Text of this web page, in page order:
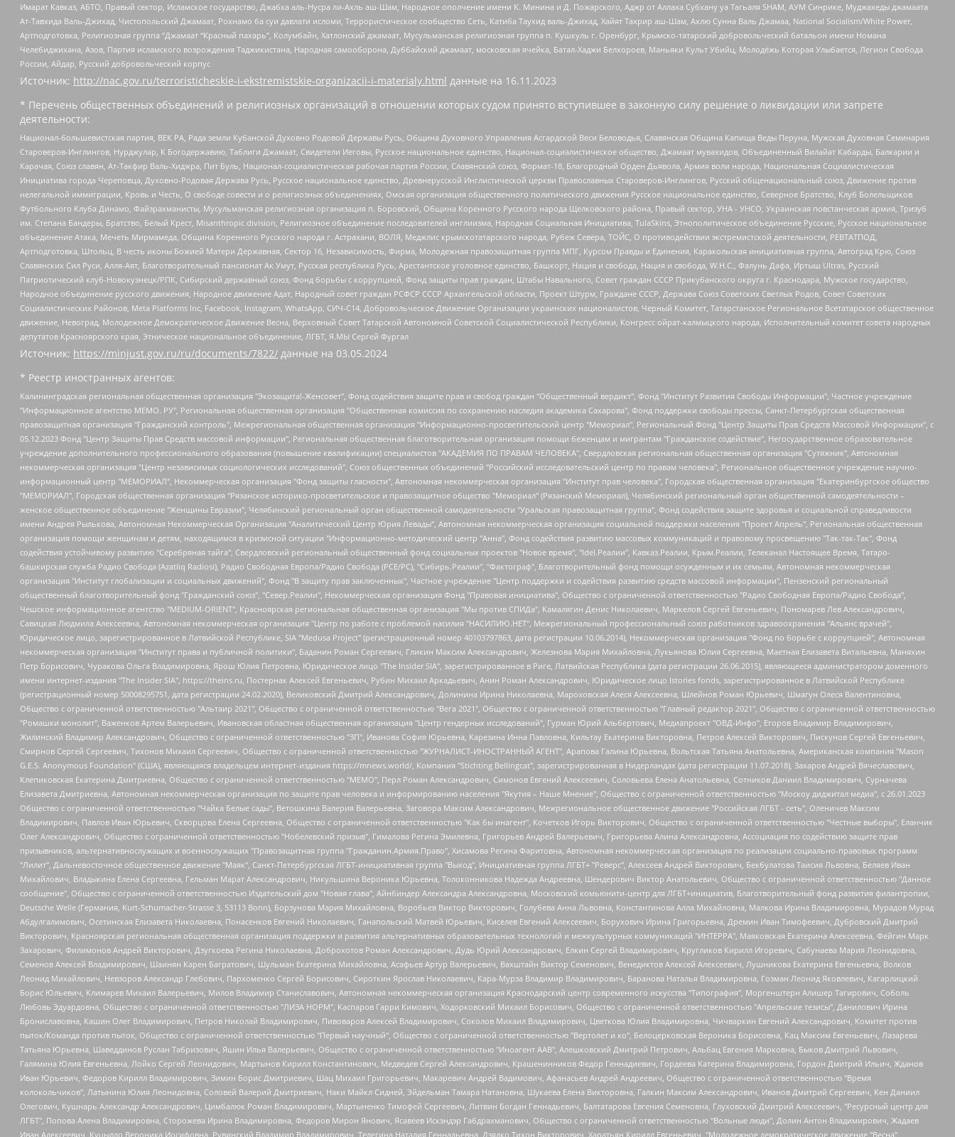
Имарат Кавказ, АБТО, Правый сектор, Исламское государство, Джабха аль-Нусра ли-Ахль аш-Шам, Народное ополчение имени К. Минина и Д. Пожарского, Аджр от Аллаха Субхану уа Тагьаля SHAM, АУМ Синрике, Муджахеды джамаата
Ат-Тавхида Валь-Джихад, Чистопольский Джамаат, Рохнамо ба суи давлати исломи, Террористическое сообщество Сеть, Катиба Таухид валь-Джихад, Хайят Тахрир аш-Шам, Ахлю Сунна Валь Джамаа, National Socialism/White Power,
Артподготовка, Религиозная группа “Джамаат “Красный пахарь”, Колумбайн, Хатлонский джамаат, Мусульманская религиозная группа п. Кушкуль г. Оренбург, Крымско-татарский добровольческий батальон имени Номана
Челебиджихана, Азов, Партия исламского возрождения Таджикистана, Народная самооборона, Дуббайский джамаат, московская ячейка, Батал-Хаджи Белхороев, Маньяки Культ Убийц, Молодёжь Которая Улыбается, Легион Свобода
России, Айдар, Русский добровольческий корпус
Источник: http://nac.gov.ru/terroristicheskie-i-ekstremistskie-organizacii-i-materialy.html данные на 16.11.2023
* Перечень общественных объединений и религиозных организаций в отношении которых судом принято вступившее в законную силу решение о ликвидации или запрете
деятельности:
Национал-большевистская партия, ВЕК РА, Рада земли Кубанской Духовно Родовой Державы Русь, Община Духовного Управления Асгардской Веси Беловодья, Славянская Община Капища Веды Перуна, Мужская Духовная Семинария
Староверов-Инглингов, Нурджулар, К Богодержавию, Таблиги Джамаат, Свидетели Иеговы, Русское национальное единство, Национал-социалистическое общество, Джамаат мувахидов, Объединенный Вилайат Кабарды, Балкарии и
Карачая, Союз славян, Ат-Такфир Валь-Хиджра, Пит Буль, Национал-социалистическая рабочая партия России, Славянский союз, Формат-18, Благородный Орден Дьявола, Армия воли народа, Национальная Социалистическая
Инициатива города Череповца, Духовно-Родовая Держава Русь, Русское национальное единство, Древнерусской Инглистической церкви Православных Староверов-Инглингов, Русский общенациональный союз, Движение против
нелегальной иммиграции, Кровь и Честь, О свободе совести и о религиозных объединениях, Омская организация общественного политического движения Русское национальное единство, Северное Братство, Клуб Болельщиков
Футбольного Клуба Динамо, Файзрахманисты, Мусульманская религиозная организация п. Боровский, Община Коренного Русского народа Щелковского района, Правый сектор, УНА - УНСО, Украинская повстанческая армия, Тризуб
им. Степана Бандеры, Братство, Белый Крест, Misanthropic division, Религиозное объединение последователей инглиизма, Народная Социальная Инициатива, TulaSkins, Этнополитическое объединение Русские, Русское национальное
объединение Атака, Мечеть Мирмамеда, Община Коренного Русского народа г. Астрахани, ВОЛЯ, Меджлис крымскотатарского народа, Рубеж Севера, ТОЙС, О противодействии экстремистской деятельности, РЕВТАТПОД,
Артподготовка, Штольц, В честь иконы Божией Матери Державная, Сектор 16, Независимость, Фирма, Молодежная правозащитная группа МПГ, Курсом Правды и Единения, Каракольская инициативная группа, Автоград Крю, Союз
Славянских Сил Руси, Алля-Аят, Благотворительный пансионат Ак Умут, Русская республика Русь, Арестантское уголовное единство, Башкорт, Нация и свобода, Нация и свобода, W.H.С., Фалунь Дафа, Иртыш Ultras, Русский
Патриотический клуб-Новокузнецк/РПК, Сибирский державный союз, Фонд борьбы с коррупцией, Фонд защиты прав граждан, Штабы Навального, Совет граждан СССР Прикубанского округа г. Краснодара, Мужское государство,
Народное объединение русского движения, Народное движение Адат, Народный совет граждан РСФСР СССР Архангельской области, Проект Штурм, Граждане СССР, Держава Союз Советских Светлых Родов, Совет Советских
Социалистических Районов, Meta Platforms Inc, Facebook, Instagram, WhatsApp, СИЧ-С14, Добровольческое Движение Организации украинских националистов, Черный Комитет, Татарстанское Региональное Всетатарское общественное
движение, Невоград, Молодежное Демократическое Движение Весна, Верховный Совет Татарской Автономной Советской Социалистической Республики, Конгресс ойрат-калмыцкого народа, Исполнительный комитет совета народных
депутатов Красноярского края, Этническое национальное объединение, ЛГБТ, Я.МЫ Сергей Фургал
Источник: https://minjust.gov.ru/ru/documents/7822/ данные на 03.05.2024
* Реестр иностранных агентов:
Калининградская региональная общественная организация "Экозащита!-Женсовет", Фонд содействия защите прав и свобод граждан "Общественный вердикт", Фонд "Институт Развития Свободы Информации", Частное учреждение "Информационное агентство МЕМО. РУ", Региональная общественная организация "Общественная комиссия по сохранению наследия академика Сахарова", Фонд поддержки свободы прессы, Санкт-Петербургская общественная правозащитная организация "Гражданский контроль", Межрегиональная общественная организация "Информационно-просветительский центр "Мемориал", Региональный Фонд "Центр Защиты Прав Средств Массовой Информации", с 05.12.2023 Фонд "Центр Защиты Прав Средств массовой информации", Региональная общественная благотворительная организация помощи беженцам и мигрантам "Гражданское содействие", Негосударственное образовательное учреждение дополнительного профессионального образования (повышение квалификации) специалистов "АКАДЕМИЯ ПО ПРАВАМ ЧЕЛОВЕКА", Свердловская региональная общественная организация "Сутяжник", Автономная некоммерческая организация "Центр независимых социологических исследований", Союз общественных объединений "Российский исследовательский центр по правам человека", Региональное общественное учреждение научно-информационный центр "МЕМОРИАЛ", Некоммерческая организация "Фонд защиты гласности", Автономная некоммерческая организация "Институт прав человека", Городская общественная организация "Екатеринбургское общество "МЕМОРИАЛ", Городская общественная организация "Рязанское историко-просветительское и правозащитное общество "Мемориал" (Рязанский Мемориал), Челябинский региональный орган общественной самодеятельности – женское общественное объединение "Женщины Евразии", Челябинский региональный орган общественной самодеятельности "Уральская правозащитная группа", Фонд содействия защите здоровья и социальной справедливости имени Андрея Рылькова, Автономная Некоммерческая Организация "Аналитический Центр Юрия Левады", Автономная некоммерческая организация социальной поддержки населения "Проект Апрель", Региональная общественная организация помощи женщинам и детям, находящимся в кризисной ситуации "Информационно-методический центр "Анна", Фонд содействия развитию массовых коммуникаций и правовому просвещению "Так-так-Так", Фонд содействия устойчивому развитию "Серебряная тайга", Свердловский региональный общественный фонд социальных проектов "Новое время", "Idel.Реалии", Кавказ.Реалии, Крым.Реалии, Телеканал Настоящее Время, Татаро-башкирская служба Радио Свобода (Azatliq Radiosi), Радио Свободная Европа/Радио Свобода (PCE/PC), "Сибирь.Реалии", "Фактограф", Благотворительный фонд помощи осужденным и их семьям, Автономная некоммерческая организация "Институт глобализации и социальных движений", Фонд "В защиту прав заключенных", Частное учреждение "Центр поддержки и содействия развитию средств массовой информации", Пензенский региональный общественный благотворительный фонд "Гражданский союз", "Север.Реалии", Некоммерческая организация Фонд "Правовая инициатива", Общество с ограниченной ответственностью "Радио Свободная Европа/Радио Свобода", Чешское информационное агентство "MEDIUM-ORIENT", Красноярская региональная общественная организация "Мы против СПИДа", Камалягин Денис Николаевич, Маркелов Сергей Евгеньевич, Пономарев Лев Александрович, Савицкая Людмила Алексеевна, Автономная некоммерческая организация "Центр по работе с проблемой насилия "НАСИЛИЮ.НЕТ", Межрегиональный профессиональный союз работников здравоохранения "Альянс врачей", Юридическое лицо, зарегистрированное в Латвийской Республике, SIA "Medusa Project" (регистрационный номер 40103797863, дата регистрации 10.06.2014), Некоммерческая организация "Фонд по борьбе с коррупцией", Автономная некоммерческая организация "Институт права и публичной политики", Баданин Роман Сергеевич, Гликин Максим Александрович, Железнова Мария Михайловна, Лукьянова Юлия Сергеевна, Маетная Елизавета Витальевна, Маняхин Петр Борисович, Чуракова Ольга Владимировна, Ярош Юлия Петровна, Юридическое лицо "The Insider SIA", зарегистрированное в Риге, Латвийская Республика (дата регистрации 26.06.2015), являющееся администратором доменного имени интернет-издания "The Insider SIA", https://theins.ru, Постернак Алексей Евгеньевич, Рубин Михаил Аркадьевич, Анин Роман Александрович, Юридическое лицо Istories fonds, зарегистрированное в Латвийской Республике (регистрационный номер 50008295751, дата регистрации 24.02.2020), Великовский Дмитрий Александрович, Долинина Ирина Николаевна, Мароховская Алеся Алексеевна, Шлейнов Роман Юрьевич, Шмагун Олеся Валентиновна, Общество с ограниченной ответственностью "Альтаир 2021", Общество с ограниченной ответственностью "Вега 2021", Общество с ограниченной ответственностью "Главный редактор 2021", Общество с ограниченной ответственностью "Ромашки монолит", Важенков Артем Валерьевич, Ивановская областная общественная организация "Центр гендерных исследований", Гурман Юрий Альбертович, Медиапроект "ОВД-Инфо", Егоров Владимир Владимирович, Жилинский Владимир Александрович, Общество с ограниченной ответственностью "ЗП", Иванова София Юрьевна, Карезина Инна Павловна, Кильтау Екатерина Викторовна, Петров Алексей Викторович, Пискунов Сергей Евгеньевич, Смирнов Сергей Сергеевич, Тихонов Михаил Сергеевич, Общество с ограниченной ответственностью "ЖУРНАЛИСТ-ИНОСТРАННЫЙ АГЕНТ", Арапова Галина Юрьевна, Вольтская Татьяна Анатольевна, Американская компания "Mason G.E.S. Anonymous Foundation" (США), являющаяся владельцем интернет-издания https://mnews.world/, Компания "Stichting Bellingcat", зарегистрированная в Нидерландах (дата регистрации 11.07.2018), Захаров Андрей Вячеславович, Клепиковская Екатерина Дмитриевна, Общество с ограниченной ответственностью "МЕМО", Перл Роман Александрович, Симонов Евгений Алексеевич, Соловьева Елена Анатольевна, Сотников Даниил Владимирович, Сурначева Елизавета Дмитриевна, Автономная некоммерческая организация по защите прав человека и информированию населения "Якутия – Наше Мнение", Общество с ограниченной ответственностью "Москоу диджитал медиа", с 26.01.2023 Общество с ограниченной ответственностью "Чайка Белые сады", Ветошкина Валерия Валерьевна, Заговора Максим Александрович, Межрегиональное общественное движение "Российская ЛГБТ - сеть", Оленичев Максим Владимирович, Павлов Иван Юрьевич, Скворцова Елена Сергеевна, Общество с ограниченной ответственностью "Как бы инагент", Кочетков Игорь Викторович, Общество с ограниченной ответственностью "Честные выборы", Еланчик Олег Александрович, Общество с ограниченной ответственностью "Нобелевский призыв", Гималова Регина Эмилевна, Григорьев Андрей Валерьевич, Григорьева Алина Александровна, Ассоциация по содействию защите прав призывников, альтернативнослужащих и военнослужащих "Правозащитная группа "Гражданин.Армия.Право", Хисамова Регина Фаритовна, Автономная некоммерческая организация по реализации социально-правовых программ "Лилит", Дальневосточное общественное движение "Маяк", Санкт-Петербургская ЛГБТ-инициативная группа "Выход", Инициативная группа ЛГБТ+ "Реверс", Алексеев Андрей Викторович, Бекбулатова Таисия Львовна, Беляев Иван Михайлович, Владыкина Елена Сергеевна, Гельман Марат Александрович, Никульшина Вероника Юрьевна, Толоконникова Надежда Андреевна, Шендерович Виктор Анатольевич, Общество с ограниченной ответственностью "Данное сообщение", Общество с ограниченной ответственностью Издательский дом "Новая глава", Айнбиндер Александра Александровна, Московский комьюнити-центр для ЛГБТ+инициатив, Благотворительный фонд развития филантропии, Deutsche Welle (Германия, Kurt-Schumacher-Strasse 3, 53113 Bonn), Борзунова Мария Михайловна, Воробьев Виктор Викторович, Голубева Анна Львовна, Константинова Алла Михайловна, Малкова Ирина Владимировна, Мурадов Мурад Абдулгалимович, Осетинская Елизавета Николаевна, Понасенков Евгений Николаевич, Ганапольский Матвей Юрьевич, Киселев Евгений Алексеевич, Борухович Ирина Григорьевна, Дремин Иван Тимофеевич, Дубровский Дмитрий Викторович, Красноярская региональная общественная организация поддержки и развития альтернативных образовательных технологий и межкультурных коммуникаций "ИНТЕРРА", Маяковская Екатерина Алексеевна, Фейгин Марк Захарович, Филимонов Андрей Викторович, Дзугкоева Регина Николаевна, Доброхотов Роман Александрович, Дудь Юрий Александрович, Елкин Сергей Владимирович, Кругликов Кирилл Игоревич, Сабунаева Мария Леонидовна, Семенов Алексей Владимирович, Шаинян Карен Багратович, Шульман Екатерина Михайловна, Асафьев Артур Валерьевич, Вахштайн Виктор Семенович, Венедиктов Алексей Алексеевич, Лушникова Екатерина Евгеньевна, Волков Леонид Михайлович, Невзоров Александр Глебович, Пархоменко Сергей Борисович, Сироткин Ярослав Николаевич, Кара-Мурза Владимир Владимирович, Баранова Наталья Владимировна, Гозман Леонид Яковлевич, Кагарлицкий Борис Юльевич, Климарев Михаил Валерьевич, Милов Владимир Станиславович, Автономная некоммерческая организация Краснодарский центр современного искусства "Типография", Моргенштерн Алишер Тагирович, Соболь Любовь Эдуардовна, Общество с ограниченной ответственностью "ЛИЗА НОРМ", Каспаров Гарри Кимович, Ходорковский Михаил Борисович, Общество с ограниченной ответственностью "Апрельские тезисы", Данилович Ирина Брониславовна, Кашин Олег Владимирович, Петров Николай Владимирович, Пивоваров Алексей Владимирович, Соколов Михаил Владимирович, Цветкова Юлия Владимировна, Чичваркин Евгений Александрович, Комитет против пыток/Команда против пыток, Общество с ограниченной ответственностью "Первый научный", Общество с ограниченной ответственностью "Вертолет и ко", Белоцерковская Вероника Борисовна, Кац Максим Евгеньевич, Лазарева Татьяна Юрьевна, Шаведдинов Руслан Табризович, Яшин Илья Валерьевич, Общество с ограниченной ответственностью "Иноагент ААВ", Алешковский Дмитрий Петрович, Альбац Евгения Марковна, Быков Дмитрий Львович, Галямина Юлия Евгеньевна, Лойко Сергей Леонидович, Мартынов Кирилл Константинович, Медведев Сергей Александрович, Крашенинников Федор Геннадиевич, Гордеева Катерина Вл